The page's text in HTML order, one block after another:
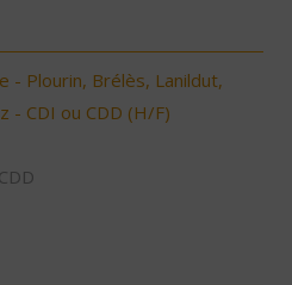
- Plourin, Brélès, Lanildut,
- CDI ou CDD (H/F)